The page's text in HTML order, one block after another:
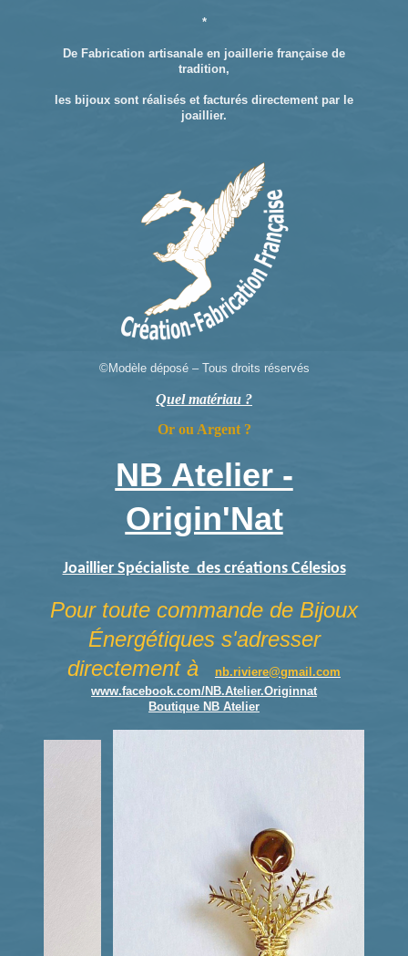
*
De Fabrication artisanale en joaillerie française de
tradition,
les bijoux sont réalisés et facturés directement par le
joaillier.
©Modèle déposé – Tous droits réservés
Quel matériau ?
Or ou Argent ?
NB Atelier -
Origin'Nat
Joaillier Spécialiste des créations Célesios
Pour toute commande de Bijoux
Énergétiques s'adresser
directement à
nb.riviere@gmail.com
www.facebook.com/NB.Atelier.Originnat
Boutique NB Atelier